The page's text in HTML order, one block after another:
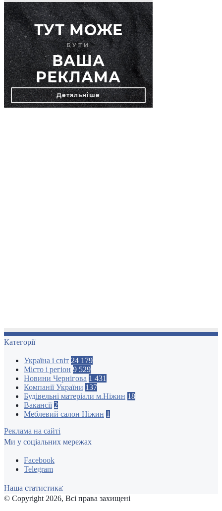
Категорії
Україна і світ 24 179
Місто і регіон 9 529
Новини Чернігова 1 431
Компанії України 137
Будівельні матеріали м.Ніжин 18
Вакансії 2
Меблевий салон Ніжин 1
Реклама на сайті
Ми у соціальних мережах
Facebook
Telegram
Наша статистика:
© Copyright 2026, Всі права захищені